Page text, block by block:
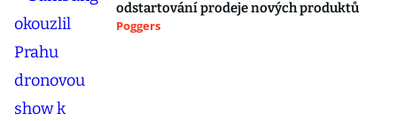
odstartování prodeje nových produktů
Poggers